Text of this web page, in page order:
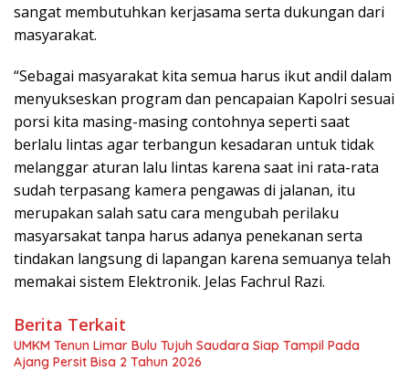
sangat membutuhkan kerjasama serta dukungan dari
masyarakat.
“Sebagai masyarakat kita semua harus ikut andil dalam
menyukseskan program dan pencapaian Kapolri sesuai
porsi kita masing-masing contohnya seperti saat
berlalu lintas agar terbangun kesadaran untuk tidak
melanggar aturan lalu lintas karena saat ini rata-rata
sudah terpasang kamera pengawas di jalanan, itu
merupakan salah satu cara mengubah perilaku
masyarsakat tanpa harus adanya penekanan serta
tindakan langsung di lapangan karena semuanya telah
memakai sistem Elektronik. Jelas Fachrul Razi.
Berita Terkait
UMKM Tenun Limar Bulu Tujuh Saudara Siap Tampil Pada
Ajang Persit Bisa 2 Tahun 2026